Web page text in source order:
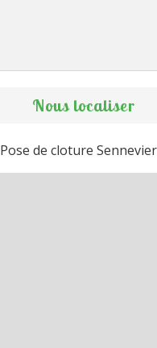
Nous localiser
Pose de cloture